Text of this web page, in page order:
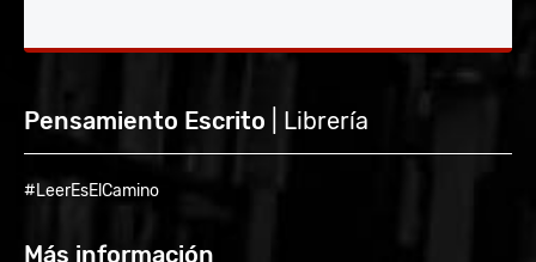
Pensamiento Escrito | Librería
#LeerEsElCamino
Más información